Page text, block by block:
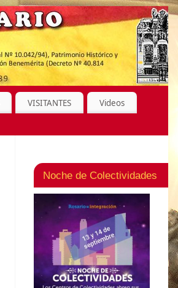
VISITANTES
Videos
Noche de Colectividades